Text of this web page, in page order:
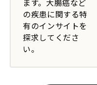
の疾患に関する特
有のインサイトを
探求してくださ
い。